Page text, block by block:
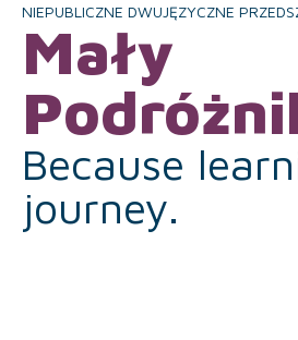
NIEPUBLICZNE DWUJĘZYCZNE
Mały
Because
journey.